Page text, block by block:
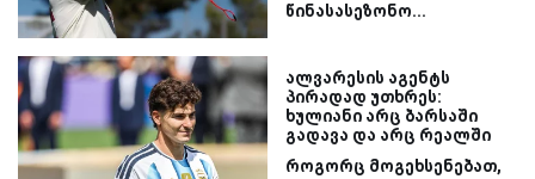
წინასასეზონო...
ალვარესის აგენტს
პირადად უთხრეს:
ხულიანი არც ბარსაში
გადავა და არც რეალში
როგორც მოგეხსენებათ,